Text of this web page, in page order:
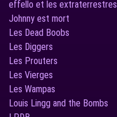
effello et les extraterrestres
Johnny est mort
Les Dead Boobs
Les Diggers
Les Prouters
Les Vierges
Les Wampas
Louis Lingg and the Bombs